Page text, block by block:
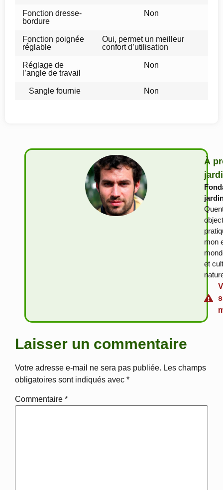
Fonction dresse-
bordure
Non
Fonction poignée
réglable
Oui, permet un meilleur
confort d’utilisation
Réglage de
l’angle de travail
Non
Sangle fournie Non
À
mon
et
Laisser un commentaire
Votre adresse e-mail ne sera pas publiée. Les champs
obligatoires sont indiqués avec *
Commentaire *